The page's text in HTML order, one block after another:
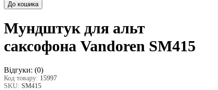
До кошика
Мундштук для альт
саксофона Vandoren SM415
Відгуки: (0)
Код товару: 15997
SKU: SM415